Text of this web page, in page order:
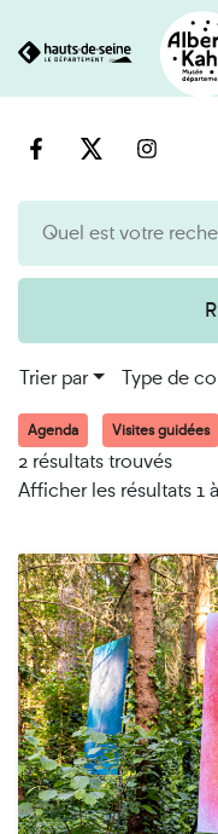
au
Trier par Type de
Agenda Visites guidées
2 résultats trouvés
Afficher les résultats 1
Cookies et traceurs